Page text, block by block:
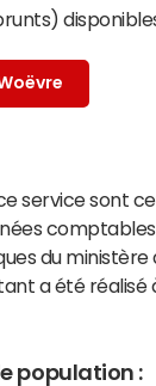
service sont
du ministère
a été
population :